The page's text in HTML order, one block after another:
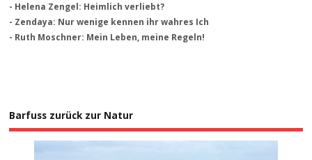
- Helena Zengel: Heimlich verliebt?
- Zendaya: Nur wenige kennen ihr wahres Ich
- Ruth Moschner: Mein Leben, meine Regeln!
Barfuss zurück zur Natur